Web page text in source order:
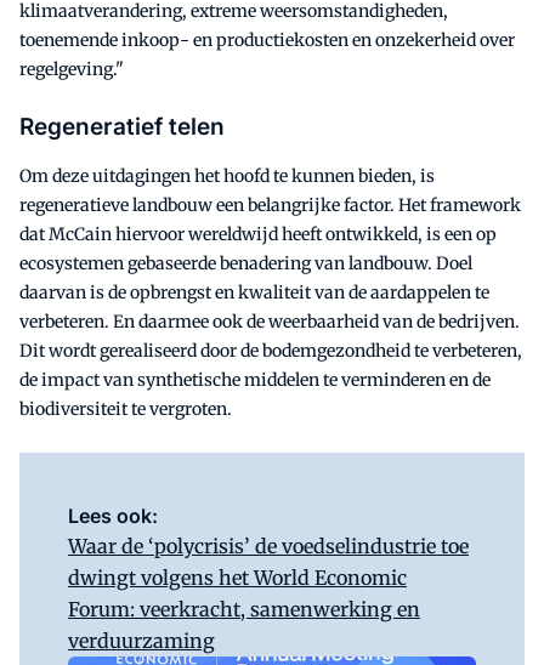
klimaatverandering, extreme weersomstandigheden,
toenemende inkoop- en productiekosten en onzekerheid over
regelgeving."
Regeneratief telen
Om deze uitdagingen het hoofd te kunnen bieden, is
regeneratieve landbouw een belangrijke factor. Het framework
dat McCain hiervoor wereldwijd heeft ontwikkeld, is een op
ecosystemen gebaseerde benadering van landbouw. Doel
daarvan is de opbrengst en kwaliteit van de aardappelen te
verbeteren. En daarmee ook de weerbaarheid van de bedrijven.
Dit wordt gerealiseerd door de bodemgezondheid te verbeteren,
de impact van synthetische middelen te verminderen en de
biodiversiteit te vergroten.
Lees ook:
Waar de ‘polycrisis’ de voedselindustrie toe
dwingt volgens het World Economic
Forum: veerkracht, samenwerking en
verduurzaming